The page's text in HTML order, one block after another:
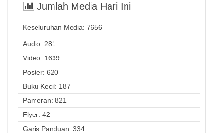
Jumlah Media Hari Ini
Keseluruhan Media: 7656
Audio: 281
Video: 1639
Poster: 620
Buku Kecil: 187
Pameran: 821
Flyer: 42
Garis Panduan: 334